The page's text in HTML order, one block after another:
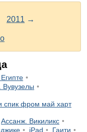
2011 →
спик фром май харт
Ассанж. Викиликс
iPad
Гаити